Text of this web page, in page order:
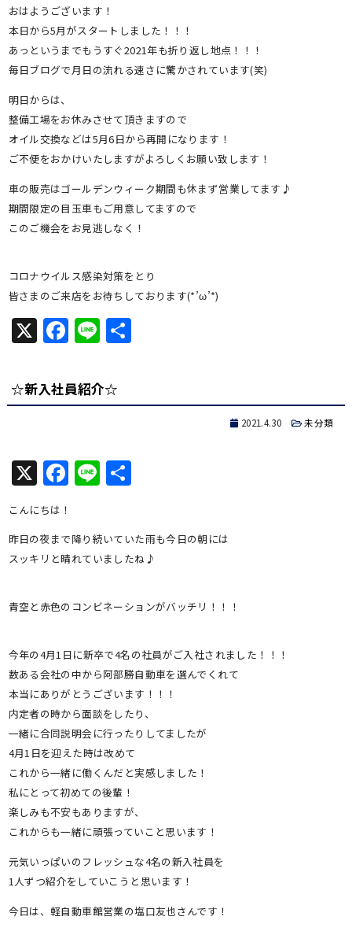
おはようございます！
本日から5月がスタートしました！！！
あっというまでもうすぐ2021年も折り返し地点！！！
毎日ブログで月日の流れる速さに驚かされています(笑)
明日からは、
整備工場をお休みさせて頂きますので
オイル交換などは5月6日から再開になります！
ご不便をおかけいたしますがよろしくお願い致します！
車の販売はゴールデンウィーク期間も休まず営業してます♪
期間限定の目玉車もご用意してますので
このご機会をお見逃しなく！
コロナウイルス感染対策をとり
皆さまのご来店をお待ちしております(*’ω’*)
X Facebook
Line共
☆新入社員紹介☆
2021.4.30 未分類
X Facebook
Line共
こんにちは！
昨日の夜まで降り続いていた雨も今日の朝には
スッキリと晴れていましたね♪
青空と赤色のコンビネーションがバッチリ！！！
今年の4月1日に新卒で4名の社員がご入社されました！！！
数ある会社の中から阿部勝自動車を選んでくれて
本当にありがとうございます！！！
内定者の時から面談をしたり、
一緒に合同説明会に行ったりしてましたが
4月1日を迎えた時は改めて
これから一緒に働くんだと実感しました！
私にとって初めての後輩！
楽しみも不安もありますが、
これからも一緒に頑張っていこと思います！
元気いっぱいのフレッシュな4名の新入社員を
1人ずつ紹介をしていこうと思います！
今日は、軽自動車館営業の塩口友也さんです！